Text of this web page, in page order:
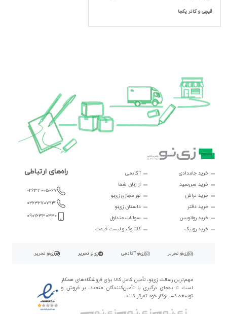
قیچی و کاتر یکجا
خرید جامدادی
خرید سررسید
خرید تراش
خرید دفتر
خرید روانویس
خرید روبیک
آکادمی
از زبان شما
تور مجازی زی‌نو
داستان زی‌نو
سوالات متداول
کاتالوگ و لیست قیمت
راه‌های ارتباطی
02634005067
02632707931
09016330440
زی‌نو تحریر زی‌نو آکادمی زی‌نو تحریر زی‌نو تحریر
مهم‌ترین رسالت زی‌نو، تأمین کامل کالا برای فروشگاه‌های همکار
است تا به‌جای درگیری با تأمین‌کنندگان متعدد، بر فروش و
توسعه کسب‌وکار خود تمرکز کنند.